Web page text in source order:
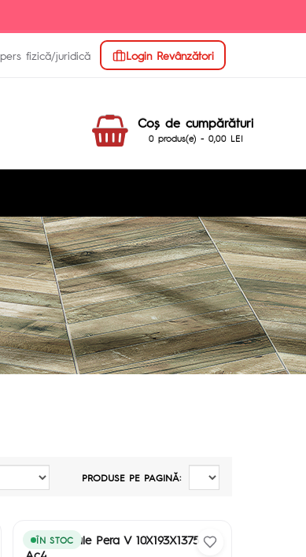
Login Revânzători
fizică/juridică
Coş de cumpărături
0 produs(e) - 0,00 LEI
PRODUSE PE PAGINĂ:
ÎN STOC
Parchet Lale Pera V 10X193X1375